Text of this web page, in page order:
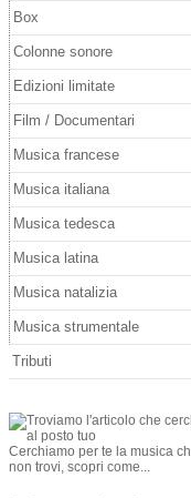
Box
Colonne sonore
Edizioni limitate
Film / Documentari
Musica francese
Musica italiana
Musica tedesca
Musica latina
Musica natalizia
Musica strumentale
Tributi
Cerchiamo per te la musica
non trovi, scopri come...